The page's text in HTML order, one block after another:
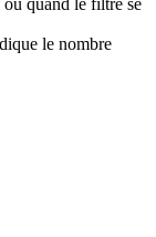
quand le filtre se
le nombre